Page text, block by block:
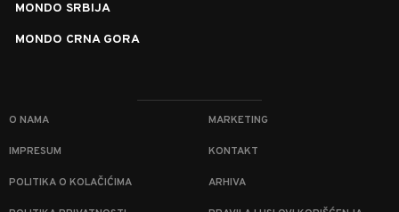
MONDO SRBIJA
MONDO CRNA GORA
O NAMA MARKETING
IMPRESUM KONTAKT
POLITIKA O KOLAČIĆIMA ARHIVA